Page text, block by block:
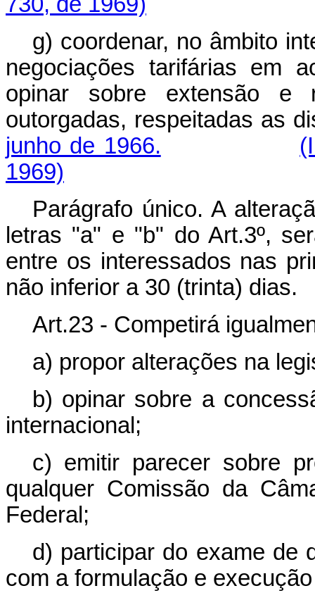
g) coordenar, no âmbito
negociações tarifárias em
opinar sobre extensão e
outorgadas, respeitadas as
junho de 1966.
1969)
Parágrafo único. A
letras "a" e "b" do Art.3º,
entre os interessados nas
não inferior a 30 (trinta) dias.
Art.23 - Competirá
a) propor alterações na
b) opinar sobre a
internacional;
c) emitir parecer sobre
qualquer Comissão da
Federal;
d) participar do exame de
com a formulação e